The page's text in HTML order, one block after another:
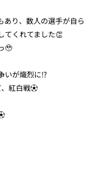
あり、数人の選手が自ら
てくれてました👏
🥹
いが熾烈に⁉️
紅白戦⚽️